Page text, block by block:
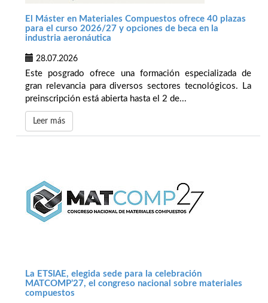
El Máster en Materiales Compuestos ofrece 40 plazas
para el curso 2026/27 y opciones de beca en la
industria aeronáutica
28.07.2026
Este posgrado ofrece una formación especializada de
gran relevancia para diversos sectores tecnológicos. La
preinscripción está abierta hasta el 2 de...
Leer más
La ETSIAE, elegida sede para la celebración
MATCOMP’27, el congreso nacional sobre materiales
compuestos